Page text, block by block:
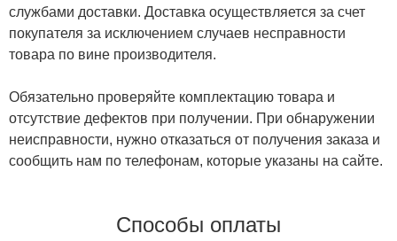
службами доставки. Доставка осуществляется за счет
покупателя за исключением случаев несправности
товара по вине производителя.
Обязательно проверяйте комплектацию товара и
отсутствие дефектов при получении. При обнаружении
неисправности, нужно отказаться от получения заказа и
сообщить нам по телефонам, которые указаны на сайте.
Способы оплаты